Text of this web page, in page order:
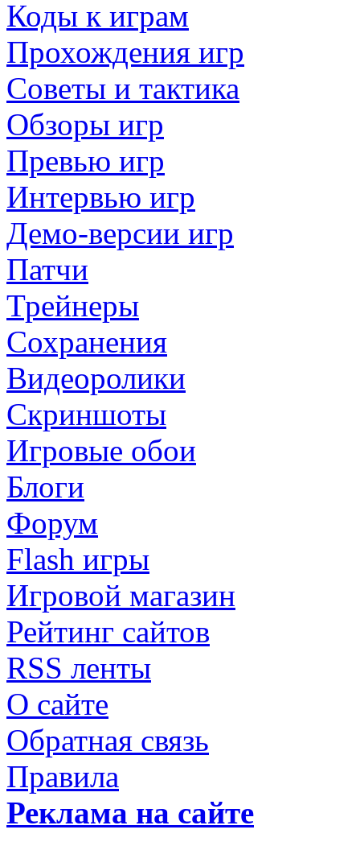
Коды к играм
Прохождения игр
Советы и тактика
Обзоры игр
Превью игр
Интервью игр
Демо-версии игр
Патчи
Трейнеры
Сохранения
Видеоролики
Скриншоты
Игровые обои
Блоги
Форум
Flash игры
Игровой магазин
Рейтинг сайтов
RSS ленты
О сайте
Обратная связь
Правила
Реклама на сайте